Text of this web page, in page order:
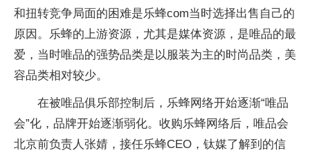
和扭转竞争局面的困难是乐蜂com当时选择出售自己的
原因。乐蜂的上游资源，尤其是媒体资源，是唯品的最
爱，当时唯品的强势品类是以服装为主的时尚品类，美
容品类相对较少。
在被唯品俱乐部控制后，乐蜂网络开始逐渐“唯品
会”化，品牌开始逐渐弱化。收购乐蜂网络后，唯品会
北京前负责人张婧，接任乐蜂CEO，钛媒了解到的信